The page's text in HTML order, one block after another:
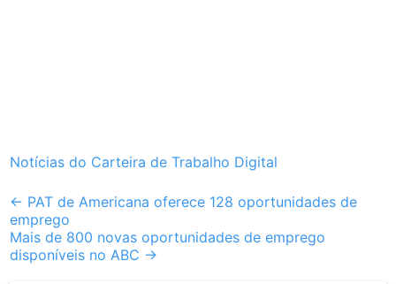
Notícias do Carteira de Trabalho Digital
Post
navigation
← PAT de Americana oferece 128 oportunidades de
emprego
Mais de 800 novas oportunidades de emprego
disponíveis no ABC →